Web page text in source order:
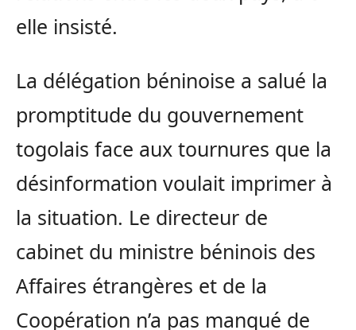
elle insisté.
La délégation béninoise a salué la
promptitude du gouvernement
togolais face aux tournures que la
désinformation voulait imprimer à
la situation. Le directeur de
cabinet du ministre béninois des
Affaires étrangères et de la
Coopération n’a pas manqué de